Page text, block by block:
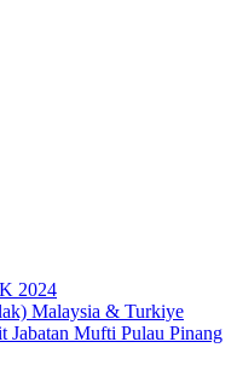
2024
Malaysia & Turkiye
Jabatan Mufti Pulau Pinang